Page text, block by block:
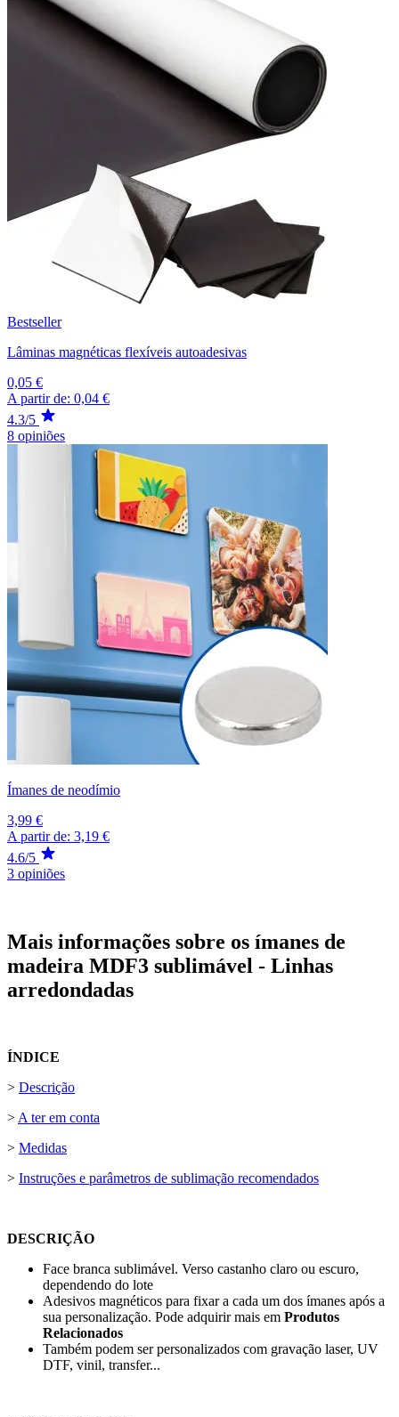
Bestseller
Lâminas magnéticas flexíveis autoadesivas
0,05 €
A partir de: 0,04 €
4.3/5
8 opiniões
Ímanes de neodímio
3,99 €
A partir de: 3,19 €
4.6/5
3 opiniões
Mais informações sobre os ímanes de
madeira MDF3 sublimável - Linhas
arredondadas
ÍNDICE
> Descrição
>A ter em conta
> Medidas
> Instruções e parâmetros de sublimação recomendados
DESCRIÇÃO
Face branca sublimável. Verso castanho claro ou escuro,
dependendo do lote
Adesivos magnéticos para fixar a cada um dos ímanes após a
sua personalização. Pode adquirir mais em Produtos
Relacionados
Também podem ser personalizados com gravação laser, UV
DTF, vinil, transfer...